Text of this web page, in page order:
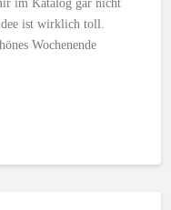
im Katalog gar nicht
ist wirklich toll.
Wochenende